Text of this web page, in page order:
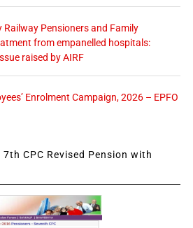
Railway Pensioners and Family
from empanelled hospitals:
raised by AIRF
Enrolment Campaign, 2026 – EPFO
CPC Revised Pension with